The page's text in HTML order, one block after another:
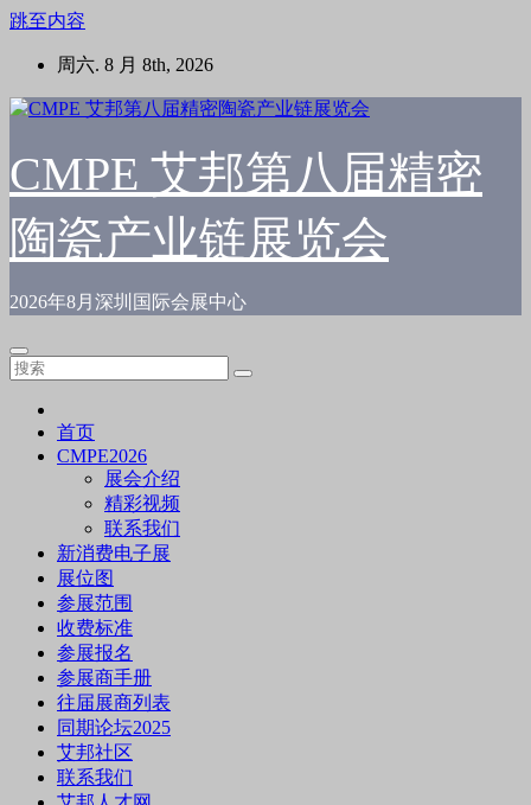
跳至内容
周六. 8 月 8th, 2026
CMPE 艾邦第八届精密
陶瓷产业链展览会
2026年8月深圳国际会展中心
首页
CMPE2026
展会介绍
精彩视频
联系我们
新消费电子展
展位图
参展范围
收费标准
参展报名
参展商手册
往届展商列表
同期论坛2025
艾邦社区
联系我们